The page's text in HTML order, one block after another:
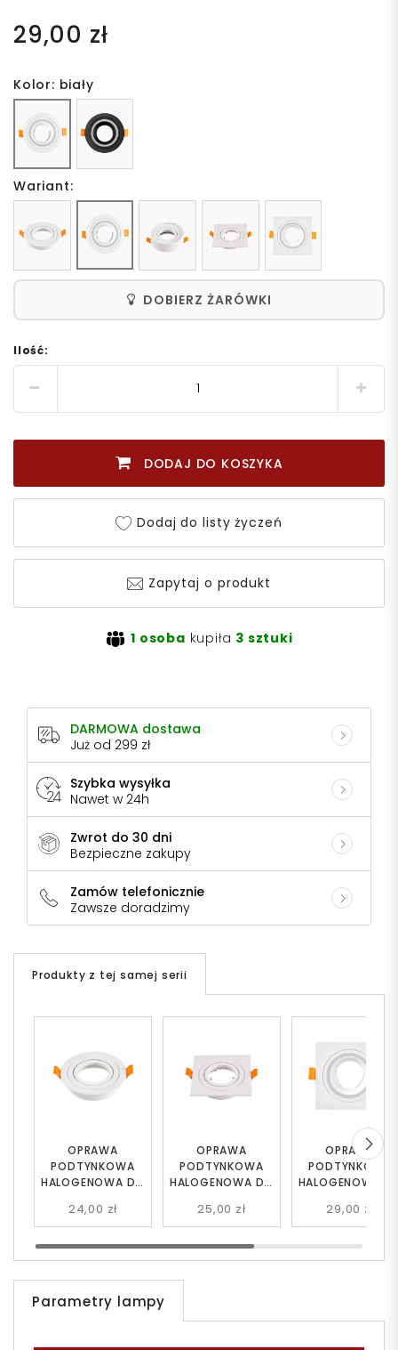
29,00 zł
Kolor: biały
Wariant:
DOBIERZ ŻARÓWKI
Ilość:
DODAJ DO KOSZYKA
Dodaj do listy życzeń
Zapytaj o produkt
1 osoba kupiła 3 sztuki
DARMOWA dostawa
Już od 299 zł
Szybka wysyłka
Nawet w 24h
Zwrot do 30 dni
Bezpieczne zakupy
Zamów telefonicznie
Zawsze doradzimy
Produkty z tej samej serii
OPRAWA
PODTYNKOWA
HALOGENOWA DO
AXON 1
24,00 zł
OPRAWA
PODTYNKOWA
HALOGENOWA DO
AXON 2
25,00 zł
OPRAWA
PODTYNKOWA
HALOGENOWA
VEXO 2
29,00 zł
Parametry lampy